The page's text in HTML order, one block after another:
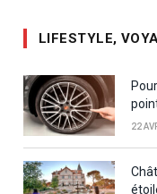
LIFESTYLE,
22